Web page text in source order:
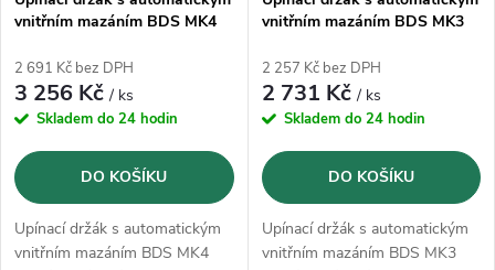
p
r
o
d
u
p
r
o
d
vnitřním mazáním BDS MK4
2 691 Kč bez DPH
3 256 Kč/ ks
Skladem do 24 hodin
DO KOŠÍKU
Upínací držák s automatickým
vnitřním mazáním BDS MK4
vnitřním mazáním BDS MK3
2 257 Kč bez DPH
2 731 Kč/ ks
Skladem do 24 hodin
DO KOŠÍKU
Upínací držák s automatickým
vnitřním mazáním BDS MK3